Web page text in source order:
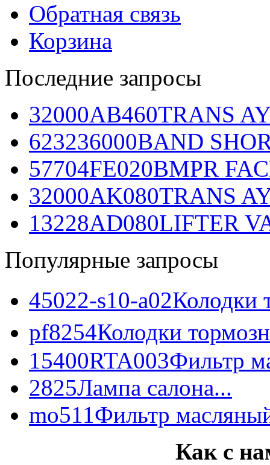
Обратная связь
Корзина
Последние запросы
32000AB460TRANS
623236000BAND
57704FE020BMPR
32000AK080TRANS
13228AD080LIFTER
Популярные запросы
45022-s10-a02Колодки
pf8254Колодки
15400RTA003Фильтр
2825Лампа салона...
mo511Фильтр
Как с